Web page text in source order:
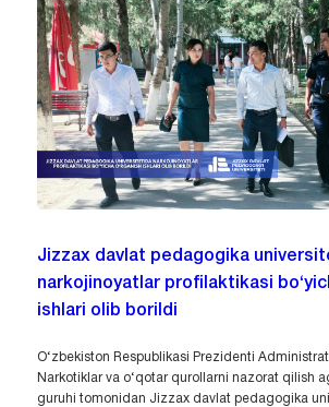
Jizzax davlat pedagogika
narkojinoyatlar profilaktikasi
ishlari olib borildi
O‘zbekiston Respublikasi Prezidenti
Narkotiklar va o‘qotar qurollarni nazorat qilish
guruhi tomonidan Jizzax davlat pedagogika